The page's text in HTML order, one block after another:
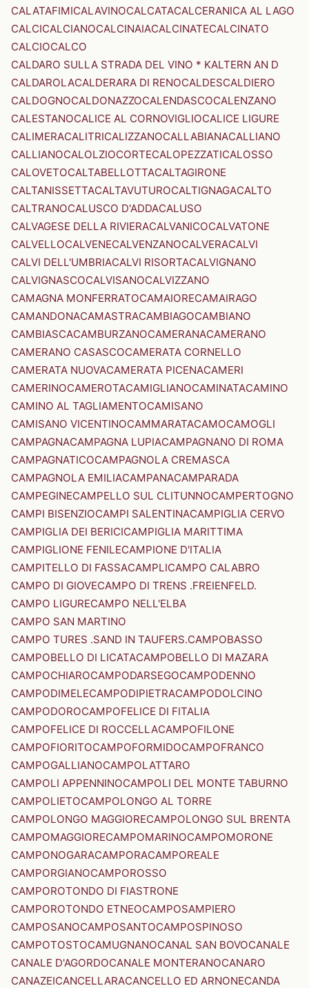
CALATAFIMICALAVINOCALCATACALCERANICA AL LAGO
CALCICALCIANOCALCINAIACALCINATECALCINATO
CALCIOCALCO
CALDARO SULLA STRADA DEL VINO * KALTERN AN D
CALDAROLACALDERARA DI RENOCALDESCALDIERO
CALDOGNOCALDONAZZOCALENDASCOCALENZANO
CALESTANOCALICE AL CORNOVIGLIOCALICE LIGURE
CALIMERACALITRICALIZZANOCALLABIANACALLIANO
CALLIANOCALOLZIOCORTECALOPEZZATICALOSSO
CALOVETOCALTABELLOTTACALTAGIRONE
CALTANISSETTACALTAVUTUROCALTIGNAGACALTO
CALTRANOCALUSCO D'ADDACALUSO
CALVAGESE DELLA RIVIERACALVANICOCALVATONE
CALVELLOCALVENECALVENZANOCALVERACALVI
CALVI DELL'UMBRIACALVI RISORTACALVIGNANO
CALVIGNASCOCALVISANOCALVIZZANO
CAMAGNA MONFERRATOCAMAIORECAMAIRAGO
CAMANDONACAMASTRACAMBIAGOCAMBIANO
CAMBIASCACAMBURZANOCAMERANACAMERANO
CAMERANO CASASCOCAMERATA CORNELLO
CAMERATA NUOVACAMERATA PICENACAMERI
CAMERINOCAMEROTACAMIGLIANOCAMINATACAMINO
CAMINO AL TAGLIAMENTOCAMISANO
CAMISANO VICENTINOCAMMARATACAMOCAMOGLI
CAMPAGNACAMPAGNA LUPIACAMPAGNANO DI ROMA
CAMPAGNATICOCAMPAGNOLA CREMASCA
CAMPAGNOLA EMILIACAMPANACAMPARADA
CAMPEGINECAMPELLO SUL CLITUNNOCAMPERTOGNO
CAMPI BISENZIOCAMPI SALENTINACAMPIGLIA CERVO
CAMPIGLIA DEI BERICICAMPIGLIA MARITTIMA
CAMPIGLIONE FENILECAMPIONE D'ITALIA
CAMPITELLO DI FASSACAMPLICAMPO CALABRO
CAMPO DI GIOVECAMPO DI TRENS .FREIENFELD.
CAMPO LIGURECAMPO NELL'ELBA
CAMPO SAN MARTINO
CAMPO TURES .SAND IN TAUFERS.CAMPOBASSO
CAMPOBELLO DI LICATACAMPOBELLO DI MAZARA
CAMPOCHIAROCAMPODARSEGOCAMPODENNO
CAMPODIMELECAMPODIPIETRACAMPODOLCINO
CAMPODOROCAMPOFELICE DI FITALIA
CAMPOFELICE DI ROCCELLACAMPOFILONE
CAMPOFIORITOCAMPOFORMIDOCAMPOFRANCO
CAMPOGALLIANOCAMPOLATTARO
CAMPOLI APPENNINOCAMPOLI DEL MONTE TABURNO
CAMPOLIETOCAMPOLONGO AL TORRE
CAMPOLONGO MAGGIORECAMPOLONGO SUL BRENTA
CAMPOMAGGIORECAMPOMARINOCAMPOMORONE
CAMPONOGARACAMPORACAMPOREALE
CAMPORGIANOCAMPOROSSO
CAMPOROTONDO DI FIASTRONE
CAMPOROTONDO ETNEOCAMPOSAMPIERO
CAMPOSANOCAMPOSANTOCAMPOSPINOSO
CAMPOTOSTOCAMUGNANOCANAL SAN BOVOCANALE
CANALE D'AGORDOCANALE MONTERANOCANARO
CANAZEICANCELLARACANCELLO ED ARNONECANDA